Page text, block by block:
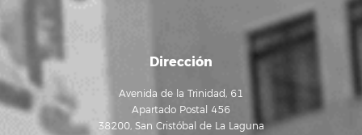
Dirección
Avenida de la Trinidad, 61
Apartado Postal 456
38200, San Cristóbal de La Laguna